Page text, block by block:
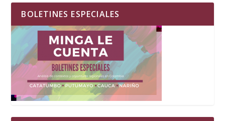
BOLETINES ESPECIALES